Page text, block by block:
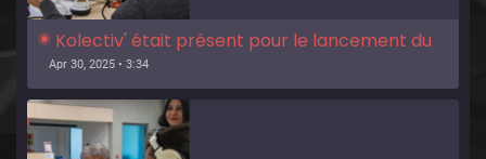
Kolectiv' était présent pour le lancement du
Prix Liberté 2025 !
Apr 30, 2025 • 3:34